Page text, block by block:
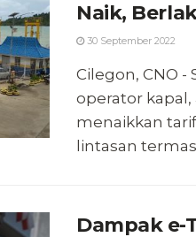
Naik,
30 September 2022
Cilegon, CNO
operator
menaikkan
lintasan
Dampak e-